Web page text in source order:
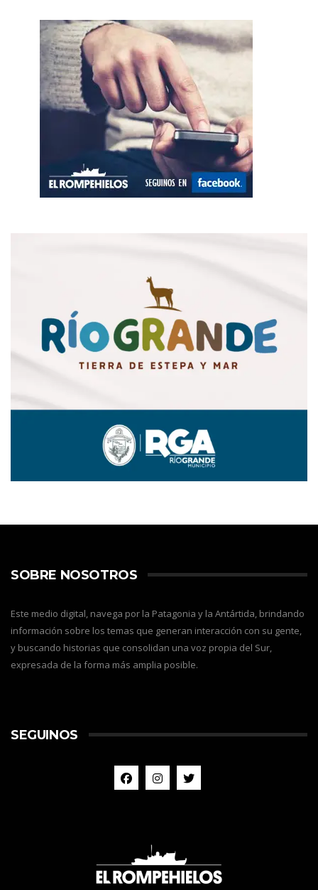
SOBRE NOSOTROS
Este medio digital, navega por la Patagonia y la Antártida, brindando
información sobre los temas que generan interacción con su gente,
y buscando historias que consolidan una voz propia del Sur,
expresada de la forma más amplia posible.
SEGUINOS